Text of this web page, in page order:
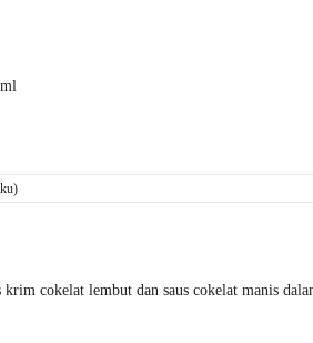
cokelat lembut dan saus cokelat manis